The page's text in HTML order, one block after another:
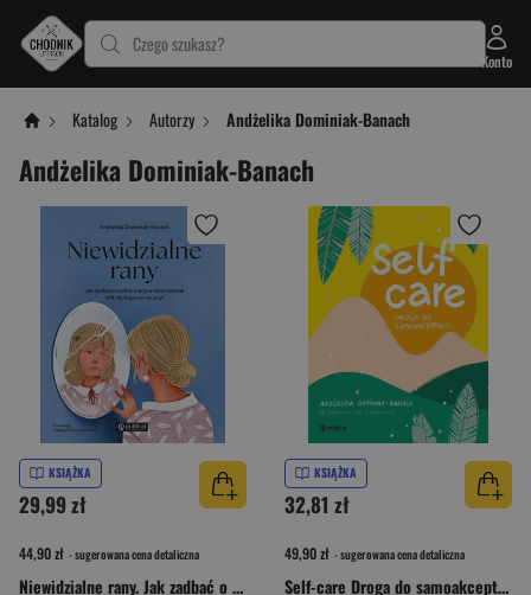
Czego szukasz?
Konto
Katalog Autorzy Andżelika Dominiak-Banach
Andżelika Dominiak-Banach
KSIĄŻKA
29,99 zł
44,90 zł - sugerowana cena detaliczna
Niewidzialne rany. Jak zadbać o siebie, kiedy w dzieciństwie nikt cię tego nie nauczył
KSIĄŻKA
32,81 zł
49,90 zł - sugerowana cena detaliczna
Self-care Droga do samoakceptacji